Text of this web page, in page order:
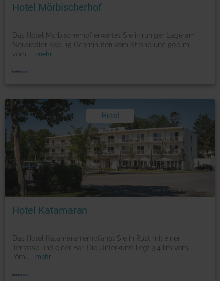
Hotel Mörbischerhof
Das Hotel Mörbischerhof erwartet Sie in ruhiger Lage am
Neusiedler See, 15 Gehminuten vom Strand und 500 m
vom
mehr
Hotel
Foto: © booking.com
Hotel Katamaran
Das Hotel Katamaran empfängt Sie in Rust mit einer
Terrasse und einer Bar. Die Unterkunft liegt 3,4 km vom
röm
mehr